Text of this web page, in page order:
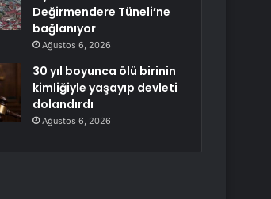
Değirmendere Tüneli’ne
bağlanıyor
Ağustos 6, 2026
30 yıl boyunca ölü birinin
kimliğiyle yaşayıp devleti
dolandırdı
Ağustos 6, 2026